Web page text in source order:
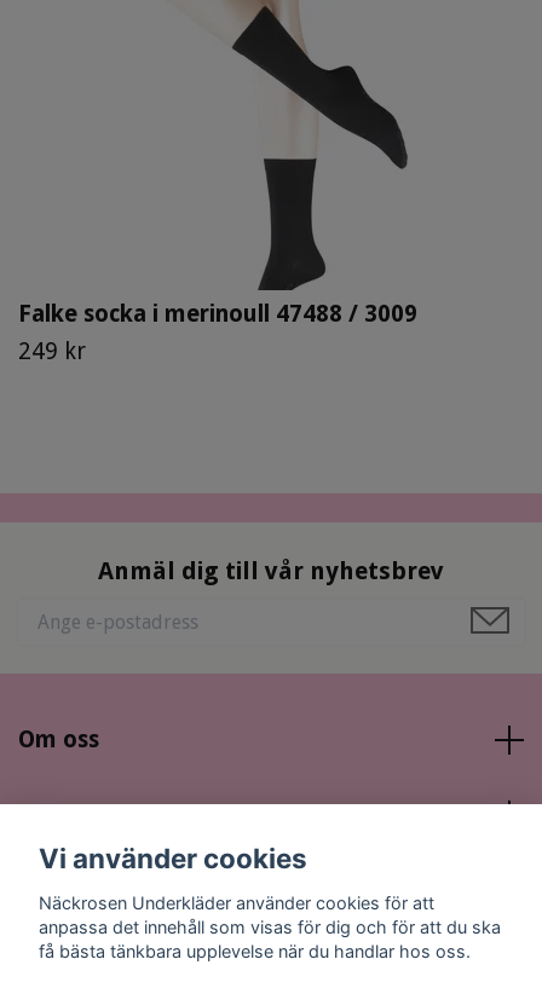
Falke socka i merinoull 47488 / 3009
249 kr
Anmäl dig till vår nyhetsbrev
Om oss
Sociala medier
Vi använder cookies
Näckrosen Underkläder använder cookies för att
anpassa det innehåll som visas för dig och för att du ska
få bästa tänkbara upplevelse när du handlar hos oss.